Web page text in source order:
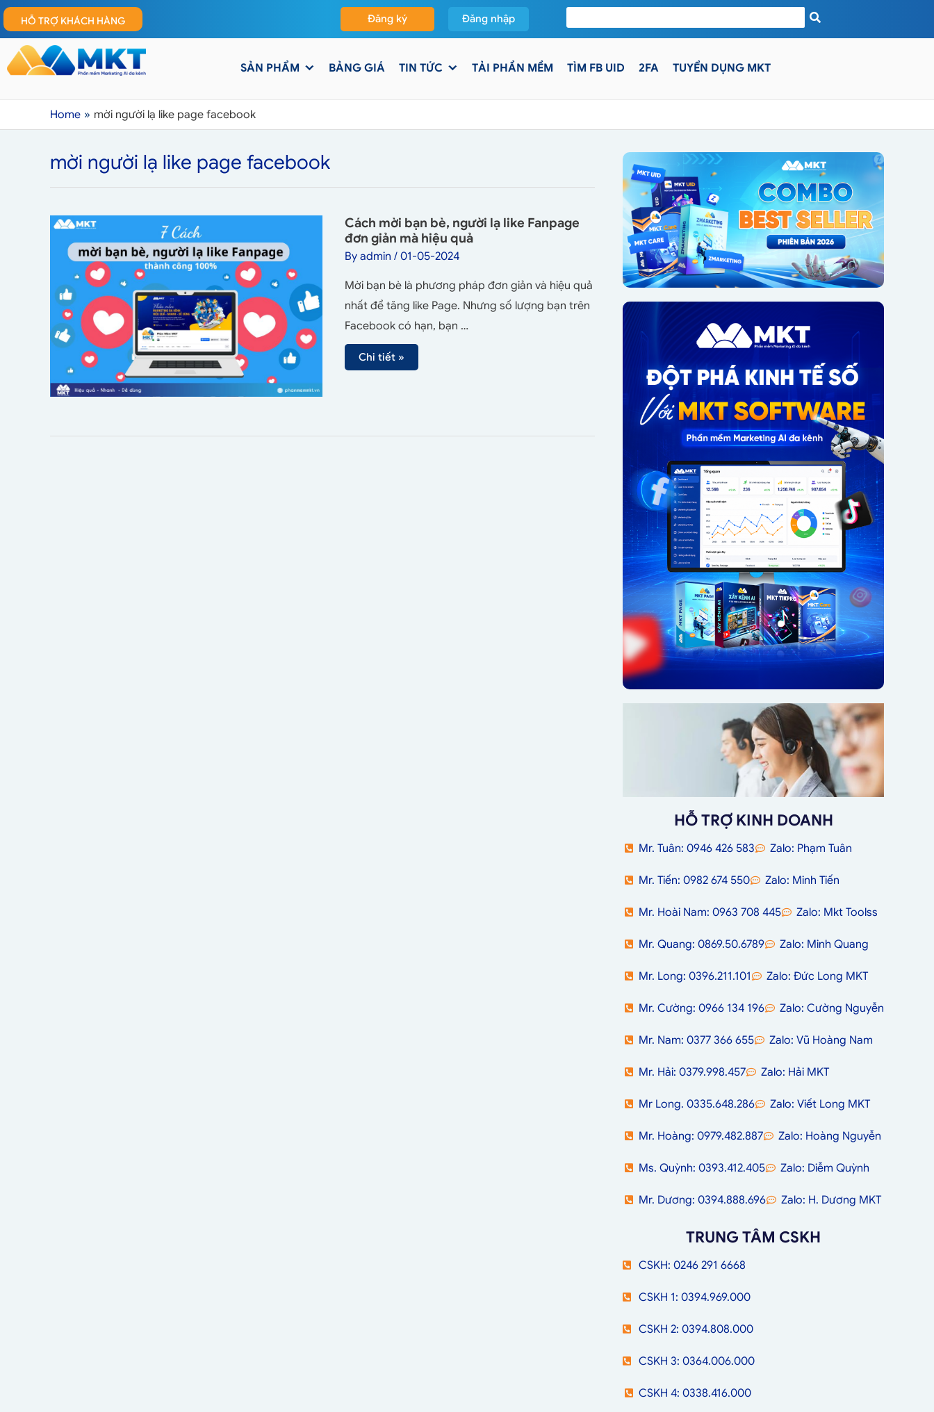
HỖ TRỢ KHÁCH HÀNG Đăng ký Đăng nhập
SẢN PHẨM BẢNG GIÁ TIN TỨC TẢI PHẦN MỀM TÌM FB UID 2FA TUYỂN DỤNG MKT
Home mời người lạ like page facebook
mời người lạ like page facebook
Cách mời bạn bè, người lạ like Fanpage
đơn giản mà hiệu quả
By admin / 01-05-2024
Mời bạn bè là phương pháp đơn giản và hiệu quả
nhất để tăng like Page. Nhưng số lượng bạn trên
Facebook có hạn, bạn …
Chi tiết »
HỖ TRỢ KINH DOANH
Mr. Tuân: 0946 426 583 Zalo: Phạm Tuân
Mr. Tiến: 0982 674 550 Zalo: Minh Tiến
Mr. Hoài Nam: 0963 708 445 Zalo: Mkt Toolss
Mr. Quang: 0869.50.6789 Zalo: Minh Quang
Mr. Long: 0396.211.101 Zalo: Đức Long MKT
Mr. Cường: 0966 134 196 Zalo: Cường Nguyễn
Mr. Nam: 0377 366 655 Zalo: Vũ Hoàng Nam
Mr. Hải: 0379.998.457 Zalo: Hải MKT
Mr Long. 0335.648.286 Zalo: Viết Long MKT
Mr. Hoàng: 0979.482.887 Zalo: Hoàng Nguyễn
Ms. Quỳnh: 0393.412.405 Zalo: Diễm Quỳnh
Mr. Dương: 0394.888.696 Zalo: H. Dương MKT
TRUNG TÂM CSKH
CSKH: 0246 291 6668
CSKH 1: 0394.969.000
CSKH 2: 0394.808.000
CSKH 3: 0364.006.000
CSKH 4: 0338.416.000